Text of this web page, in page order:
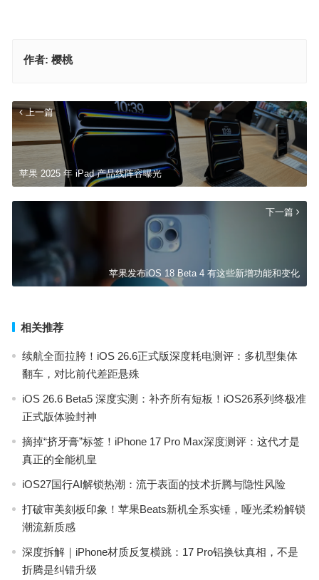
作者: 樱桃
上一篇
苹果 2025 年 iPad 产品线阵容曝光
下一篇
苹果发布iOS 18 Beta 4 有这些新增功能和变化
相关推荐
续航全面拉胯！iOS 26.6正式版深度耗电测评：多机型集体
翻车，对比前代差距悬殊
iOS 26.6 Beta5 深度实测：补齐所有短板！iOS26系列终极准
正式版体验封神
摘掉“挤牙膏”标签！iPhone 17 Pro Max深度测评：这代才是
真正的全能机皇
iOS27国行AI解锁热潮：流于表面的技术折腾与隐性风险
打破审美刻板印象！苹果Beats新机全系实锤，哑光柔粉解锁
潮流新质感
深度拆解｜iPhone材质反复横跳：17 Pro铝换钛真相，不是
折腾是纠错升级